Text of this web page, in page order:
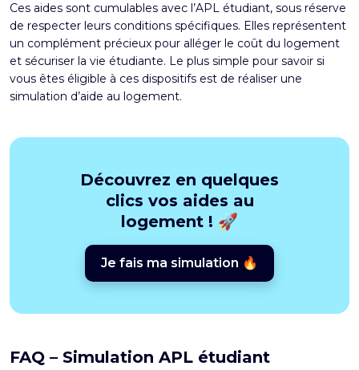
Ces aides sont cumulables avec l’APL étudiant, sous réserve
de respecter leurs conditions spécifiques. Elles représentent
un complément précieux pour alléger le coût du logement
et sécuriser la vie étudiante. Le plus simple pour savoir si
vous êtes éligible à ces dispositifs est de réaliser une
simulation d’aide au logement.
Découvrez en quelques
clics vos aides au
logement ! 🚀
Je fais ma simulation 🔥
FAQ – Simulation APL étudiant